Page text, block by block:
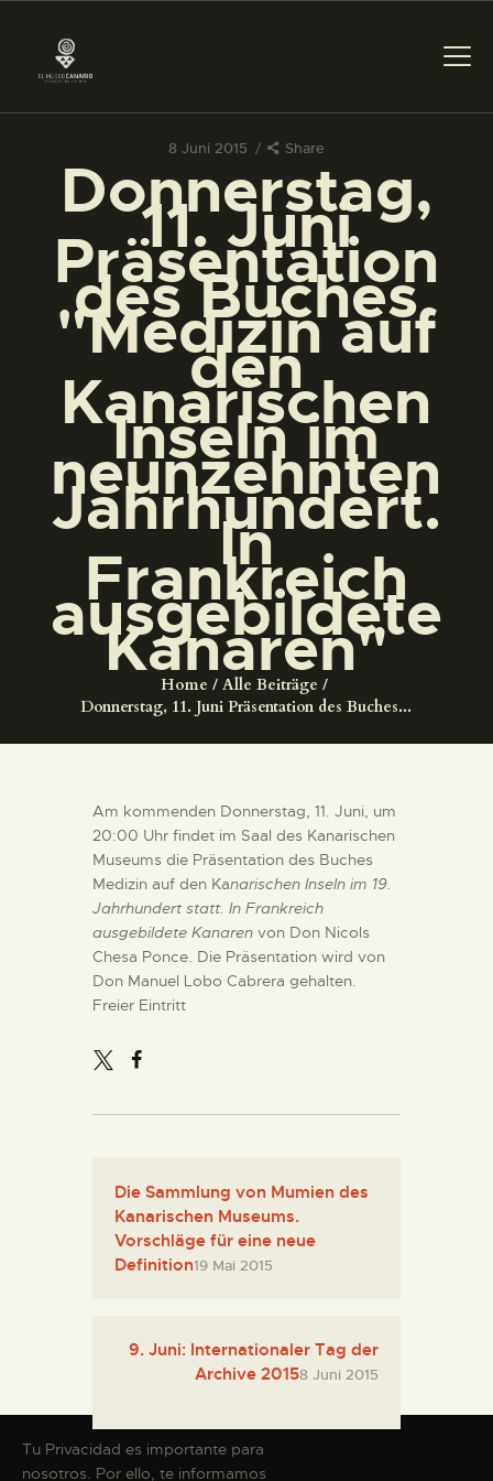
8 Juni 2015 Share
Donnerstag,
11. Juni
Präsentation
des Buches
"Medizin auf
den
Kanarischen
Inseln im
neunzehnten
Jahrhundert.
In
Frankreich
ausgebildete
Kanaren"
Home
Alle Beiträge
Donnerstag, 11. Juni Präsentation des Buches...
DAS MUSEUM
DIENSTLEISTUNGEN
DIGITALE RESSOURCEN
DEUTSCH
DAS MUSEUM
DIENSTLEISTUNGEN
DIGITALE RESSOURCEN
DEUTSCH
Am kommenden Donnerstag, 11. Juni, um
20:00 Uhr findet im Saal des Kanarischen
Museums die Präsentation des Buches
Medizin auf den Kanarischen Inseln im 19.
Jahrhundert statt. In Frankreich
ausgebildete Kanaren von Don Nicols
Chesa Ponce. Die Präsentation wird von
Don Manuel Lobo Cabrera gehalten.
Freier Eintritt
Die Sammlung von Mumien des
Kanarischen Museums.
Vorschläge für eine neue
Definition19 Mai 2015
9. Juni: Internationaler Tag der
Archive 20158 Juni 2015
Tu Privacidad es importante para
nosotros. Por ello, te informamos